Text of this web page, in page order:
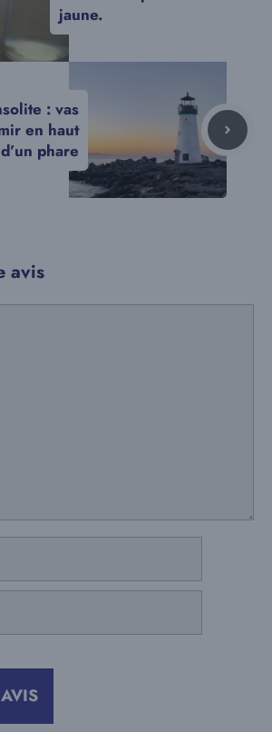
jaune.
: vas
en haut
d’un phare
avis